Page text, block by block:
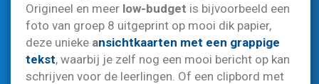
Origineel en meer low-budget is bijvoorbeeld een
foto van groep 8 uitgeprint op mooi dik papier,
deze unieke ansichtkaarten met een grappige
tekst, waarbij je zelf nog een mooi bericht op kan
schrijven voor de leerlingen. Of een clipbord met